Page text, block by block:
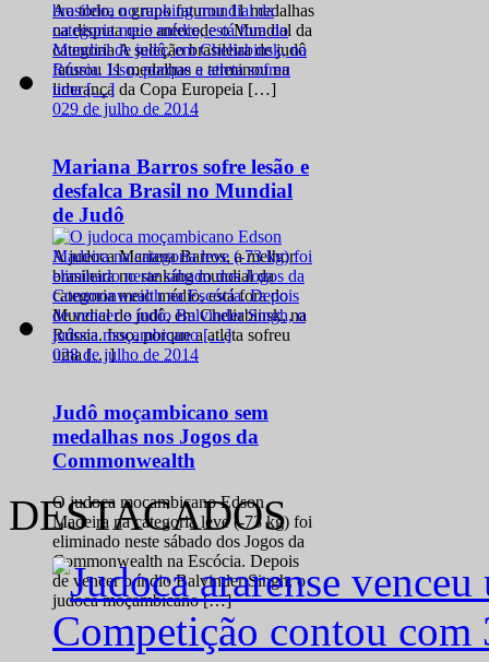
Ao todo, o grupo faturou 11 medalhas
na disputa que antecede o Mundial da
categoria A seleção brasileira de judô
faturou 11 medalhas e terminou na
liderança da Copa Europeia […]
029 de julho de 2014
Mariana Barros sofre lesão e
desfalca Brasil no Mundial
de Judô
A judoca Mariana Barros, a melhor
brasileira no ranking mundial da
categoria meio médio, está fora do
Mundial de judô, em Cheliabinsk, na
Rússia. Isso, porque a atleta sofreu
uma […]
028 de julho de 2014
Judô moçambicano sem
medalhas nos Jogos da
Commonwealth
O judoca moçambicano Edson
Madeira na categoria leve (-73 kg) foi
eliminado neste sábado dos Jogos da
Commonwealth na Escócia. Depois
de vencer o índio Balvinder Singh, o
judoca moçambicano […]
DESTACADOS